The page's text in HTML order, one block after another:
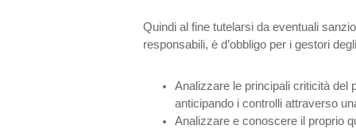
Quindi al fine tutelarsi da eventuali
responsabili, è d’obbligo per i gestori
Analizzare le principali criticità del
anticipando i controlli attraverso
Analizzare e conoscere il proprio